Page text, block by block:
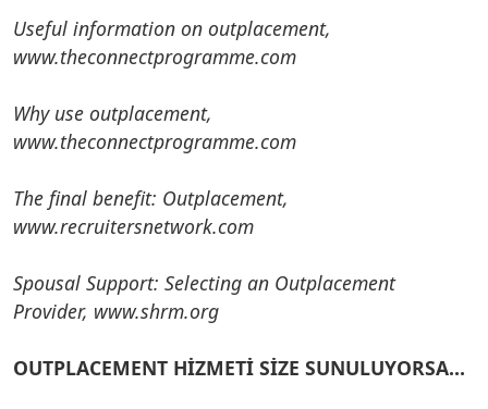
Useful information on outplacement,
www.theconnectprogramme.com
Why use outplacement,
www.theconnectprogramme.com
The final benefit: Outplacement,
www.recruitersnetwork.com
Spousal Support: Selecting an Outplacement
Provider, www.shrm.org
OUTPLACEMENT HİZMETİ SİZE SUNULUYORSA…